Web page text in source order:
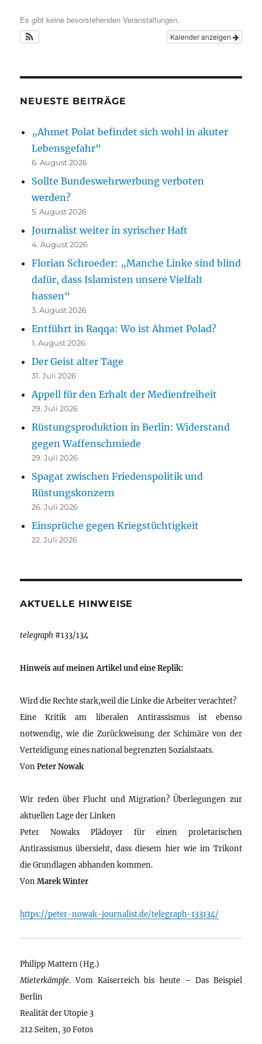
Es gibt keine bevorstehenden Veranstaltungen.
Kalender anzeigen
NEUESTE BEITRÄGE
„Ahmet Polat befindet sich wohl in akuter
Lebensgefahr“
6. August 2026
Sollte Bundeswehrwerbung verboten
werden?
5. August 2026
Journalist weiter in syrischer Haft
4. August 2026
Florian Schroeder: „Manche Linke sind blind
dafür, dass Islamisten unsere Vielfalt
hassen“
3. August 2026
Entführt in Raqqa: Wo ist Ahmet Polad?
1. August 2026
Der Geist alter Tage
31. Juli 2026
Appell für den Erhalt der Medienfreiheit
29. Juli 2026
Rüstungsproduktion in Berlin: Widerstand
gegen Waffenschmiede
29. Juli 2026
Spagat zwischen Friedenspolitik und
Rüstungskonzern
26. Juli 2026
Einsprüche gegen Kriegstüchtigkeit
22. Juli 2026
AKTUELLE HINWEISE
telegraph #133/134
Hinweis auf meinen Artikel und eine Replik:
Wird die Rechte stark,weil die Linke die Arbeiter verachtet?
Eine Kritik am liberalen Antirassismus ist ebenso
notwendig, wie die Zurückweisung der Schimäre von der
Verteidigung eines national begrenzten Sozialstaats.
VonPeter Nowak
Wir reden über Flucht und Migration? Überlegungen zur
aktuellen Lage der Linken
Peter Nowaks Plädoyer für einen proletarischen
Antirassismus übersieht, dass diesem hier wie im Trikont
die Grundlagen abhanden kommen.
VonMarek Winter
https://peter-nowak-journalist.de/telegraph-133134/
Philipp Mattern (Hg.)
Mieterkämpfe. Vom Kaiserreich bis heute – Das Beispiel
Berlin
Realität der Utopie 3
212 Seiten, 30 Fotos